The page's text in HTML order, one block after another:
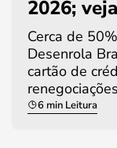
2026;
Cerca de
Desenrola
cartão de
6 min Leitura